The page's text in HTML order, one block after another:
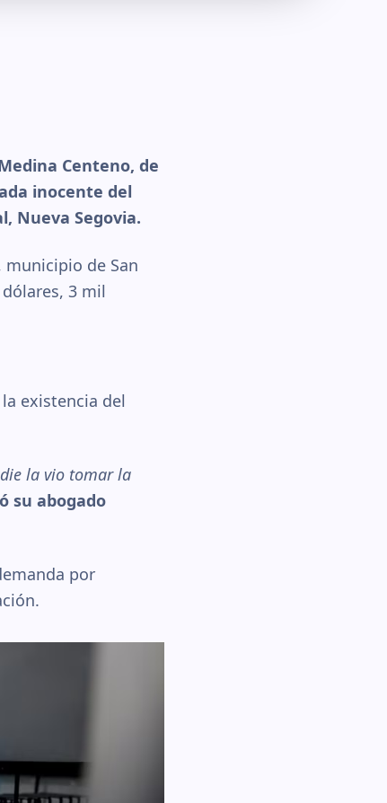
Centeno, de
inocente del
Nueva Segovia.
de San
3 mil
existencia del
la vio tomar la
su abogado
por